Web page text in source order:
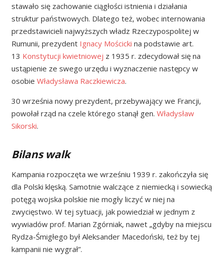
stawało się zachowanie ciągłości istnienia i działania
struktur państwowych. Dlatego też, wobec internowania
przedstawicieli najwyższych władz Rzeczypospolitej w
Rumunii, prezydent Ignacy Mościcki na podstawie art.
13 Konstytucji kwietniowej z 1935 r. zdecydował się na
ustąpienie ze swego urzędu i wyznaczenie następcy w
osobie Władysława Raczkiewicza.
30 września nowy prezydent, przebywający we Francji,
powołał rząd na czele którego stanął gen. Władysław
Sikorski.
Bilans walk
Kampania rozpoczęta we wrześniu 1939 r. zakończyła się
dla Polski klęską. Samotnie walczące z niemiecką i sowiecką
potęgą wojska polskie nie mogły liczyć w niej na
zwycięstwo. W tej sytuacji, jak powiedział w jednym z
wywiadów prof. Marian Zgórniak, nawet „gdyby na miejscu
Rydza-Śmigłego był Aleksander Macedoński, też by tej
kampanii nie wygrał”.